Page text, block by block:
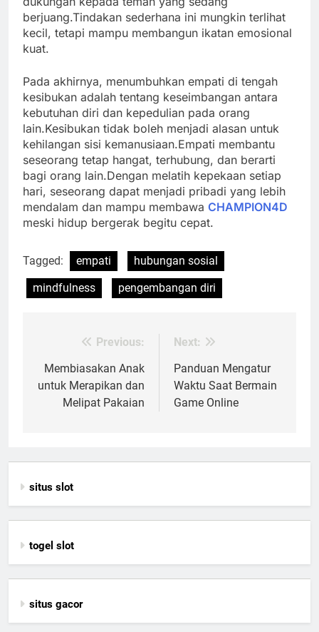
berjuang.Tindakan sederhana ini mungkin terlihat
kecil, tetapi mampu membangun ikatan emosional
kuat.
Pada akhirnya, menumbuhkan empati di tengah
kesibukan adalah tentang keseimbangan antara
kebutuhan diri dan kepedulian pada orang
lain.Kesibukan tidak boleh menjadi alasan untuk
kehilangan sisi kemanusiaan.Empati membantu
seseorang tetap hangat, terhubung, dan berarti
bagi orang lain.Dengan melatih kepekaan setiap
hari, seseorang dapat menjadi pribadi yang lebih
mendalam dan mampu membawa CHAMPION4D
meski hidup bergerak begitu cepat.
Tagged: empati
hubungan sosial
mindfulness
pengembangan diri
navigation
Previous:
Membiasakan Anak
untuk Merapikan dan
Melipat Pakaian
Next:
Panduan Mengatur
Waktu Saat Bermain
Game Online
situs slot
togel slot
situs gacor